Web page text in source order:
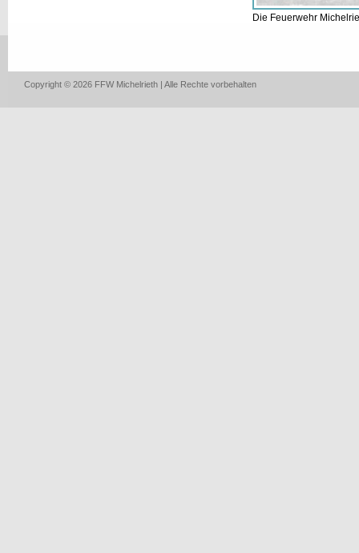
Die Feuerwehr
Copyright © 2026 FFW Michelrieth | Alle Rechte vorbehalten